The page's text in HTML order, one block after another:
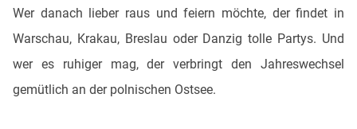
Wer danach lieber raus und feiern möchte, der findet in
Warschau, Krakau, Breslau oder Danzig tolle Partys. Und
wer es ruhiger mag, der verbringt den Jahreswechsel
gemütlich an der polnischen Ostsee.